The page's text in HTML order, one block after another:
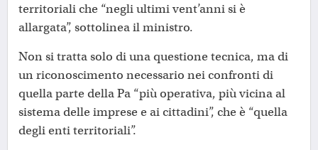
territoriali che “negli ultimi vent’anni si è
allargata”, sottolinea il ministro.
Non si tratta solo di una questione tecnica, ma di
un riconoscimento necessario nei confronti di
quella parte della Pa “più operativa, più vicina al
sistema delle imprese e ai cittadini”, che è “quella
degli enti territoriali”.